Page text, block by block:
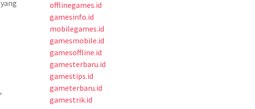
offlinegames.id
gamesinfo.id
mobilegames.id
gamesmobile.id
gamesoffline.id
gamesterbaru.id
gamestips.id
gameterbaru.id
gamestrik.id